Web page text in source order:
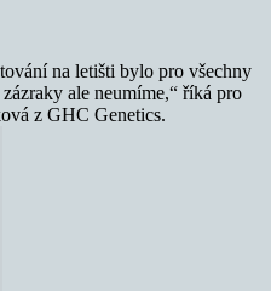
na letišti bylo pro všechny
ale neumíme,“ říká pro
z GHC Genetics.